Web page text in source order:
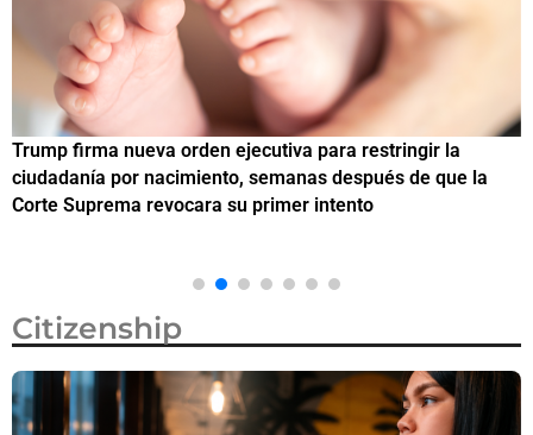
Trump firma nueva orden ejecutiva para restringir la
ciudadanía por nacimiento, semanas después de que la
Corte Suprema revocara su primer intento
Citizenship